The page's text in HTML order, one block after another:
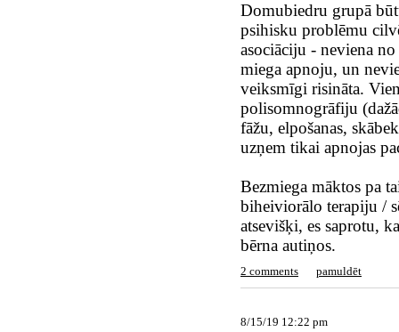
Domubiedru grupā
psihisku problēmu
asociāciju - neviena
miega apnoju, un
veiksmīgi risināta.
polisomnogrāfiju
fāžu, elpošanas,
uzņem tikai apnojas
Bezmiega māktos pa
biheiviorālo terapiju /
atsevišķi, es saprotu,
bērna autiņos.
2 comments pamuldēt
8/15/19 12:22 pm